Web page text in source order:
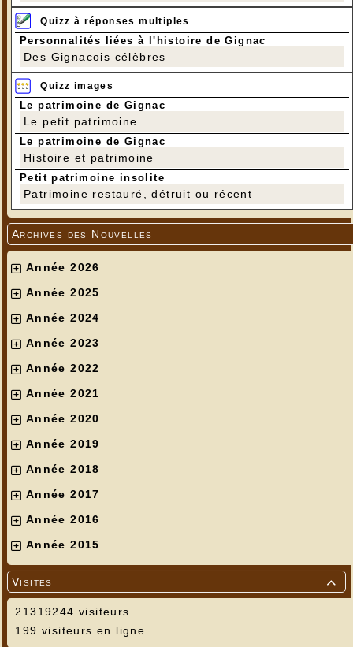
Quizz à réponses multiples
Personnalités liées à l'histoire de Gignac
Des Gignacois célèbres
Quizz images
Le patrimoine de Gignac
Le petit patrimoine
Le patrimoine de Gignac
Histoire et patrimoine
Petit patrimoine insolite
Patrimoine restauré, détruit ou récent
Archives des Nouvelles
Année 2026
Année 2025
Année 2024
Année 2023
Année 2022
Année 2021
Année 2020
Année 2019
Année 2018
Année 2017
Année 2016
Année 2015

Visites
21319244 visiteurs
199 visiteurs en ligne